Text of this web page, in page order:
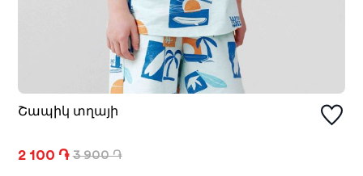
Շապիկ տղայի
2 100 ֏ 3 900 ֏